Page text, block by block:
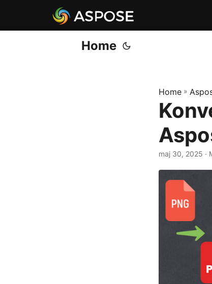
Home
Home »
maj 30, 2025 ·